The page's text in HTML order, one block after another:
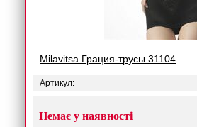
Milavitsa Грация-трусы 31104
Артикул:
Немає у наявності